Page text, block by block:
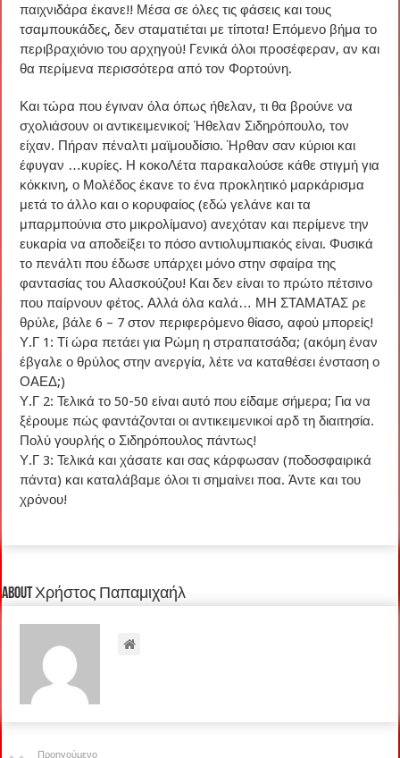
παιχνιδάρα έκανε!! Μέσα σε όλες τις φάσεις και τους
τσαμπουκάδες, δεν σταματιέται με τίποτα! Επόμενο βήμα το
περιβραχιόνιο του αρχηγού! Γενικά όλοι προσέφεραν, αν και
θα περίμενα περισσότερα από τον Φορτούνη.
Και τώρα που έγιναν όλα όπως ήθελαν, τι θα βρούνε να
σχολιάσουν οι αντικειμενικοί; Ήθελαν Σιδηρόπουλο, τον
είχαν. Πήραν πέναλτι μαϊμουδίσιο. Ήρθαν σαν κύριοι και
έφυγαν …κυρίες. Η κοκοΛέτα παρακαλούσε κάθε στιγμή για
κόκκινη, ο Μολέδος έκανε το ένα προκλητικό μαρκάρισμα
μετά το άλλο και ο κορυφαίος (εδώ γελάνε και τα
μπαρμπούνια στο μικρολίμανο) ανεχόταν και περίμενε την
ευκαρία να αποδείξει το πόσο αντιολυμπιακός είναι. Φυσικά
το πενάλτι που έδωσε υπάρχει μόνο στην σφαίρα της
φαντασίας του Αλασκούζου! Και δεν είναι το πρώτο πέτσινο
που παίρνουν φέτος. Αλλά όλα καλά… ΜΗ ΣΤΑΜΑΤΑΣ ρε
θρύλε, βάλε 6 – 7 στον περιφερόμενο θίασο, αφού μπορείς!
Υ.Γ 1: Τί ώρα πετάει για Ρώμη η στραπατσάδα; (ακόμη έναν
έβγαλε ο θρύλος στην ανεργία, λέτε να καταθέσει ένσταση ο
ΟΑΕΔ;)
Υ.Γ 2: Τελικά το 50-50 είναι αυτό που είδαμε σήμερα; Για να
ξέρουμε πώς φαντάζονται οι αντικειμενικοί αρδ τη διαιτησία.
Πολύ γουρλής ο Σιδηρόπουλος πάντως!
Υ.Γ 3: Τελικά και χάσατε και σας κάρφωσαν (ποδοσφαιρικά
πάντα) και καταλάβαμε όλοι τι σημαίνει ποα. Άντε και του
χρόνου!
About Χρήστος Παπαμιχαήλ
Προηγούμενο